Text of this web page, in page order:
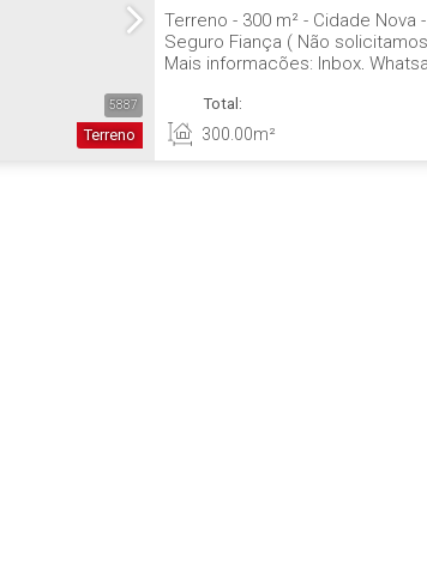
5887
Terreno
Total:
300 .00m²
Terreno - 300 m² - Cidade Nova
Seguro Fiança ( Não
Mais informações: Inbox,